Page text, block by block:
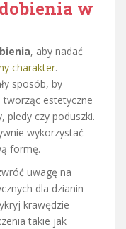
w
, aby nadać
charakter.
sposób, by
tworząc estetyczne
pledy czy poduszki.
wykorzystać
formę.
uwagę na
dla dzianin
krawędzie
takie jak